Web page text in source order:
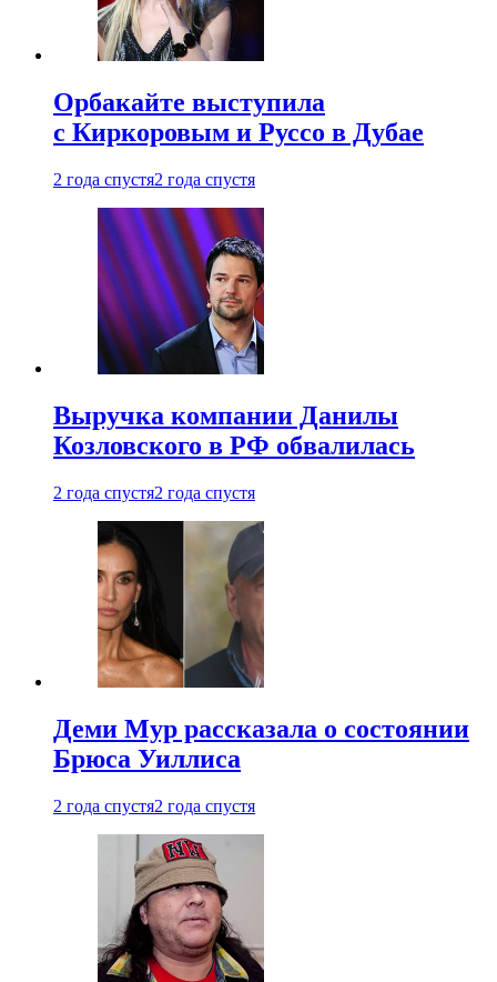
Орбакайте выступила
с Киркоровым и Руссо в Дубае
2 года спустя2 года спустя
Выручка компании Данилы
Козловского в РФ обвалилась
2 года спустя2 года спустя
Деми Мур рассказала о состоянии
Брюса Уиллиса
2 года спустя2 года спустя